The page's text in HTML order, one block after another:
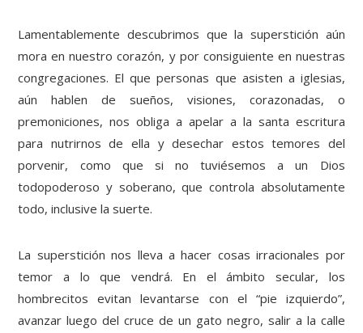
Lamentablemente descubrimos que la superstición aún
mora en nuestro corazón, y por consiguiente en nuestras
congregaciones. El que personas que asisten a iglesias,
aún hablen de sueños, visiones, corazonadas, o
premoniciones, nos obliga a apelar a la santa escritura
para nutrirnos de ella y desechar estos temores del
porvenir, como que si no tuviésemos a un Dios
todopoderoso y soberano, que controla absolutamente
todo, inclusive la suerte.
La superstición nos lleva a hacer cosas irracionales por
temor a lo que vendrá. En el ámbito secular, los
hombrecitos evitan levantarse con el “pie izquierdo”,
avanzar luego del cruce de un gato negro, salir a la calle